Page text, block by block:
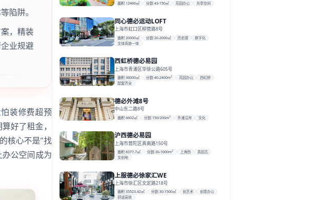
陷阱。
，精装
业规避
装修费超预
好了租金，
核心不是“找
公空间成为
面积 12466㎡ 分割 43-150㎡ 花园办公 共享空间
同心德必运动LOFT
上海市虹口区柳营路8号
面积 20000㎡ 分割 20-2000㎡ 历史感
数字化
文体商旅一体
西虹桥德必易园
上海市青浦区华徐公路605号
面积 36000㎡ 分割 40-2400m² 花园办公
西虹桥
配套齐全
德必外滩8号
中山东二路8号
面积 6602㎡ 分割 150/200m² 外滩沿岸 文化
沪西德必易园
上海市普陀区真南路150号
面积 8377.7㎡ 分割 30-1000m² 上海西
真如芯
文创地
上服德必徐家汇WE
上海市徐汇区文定路218号
面积 35523.42㎡ 分割 30-1500㎡ 创艺术
创意办公
舒适高效